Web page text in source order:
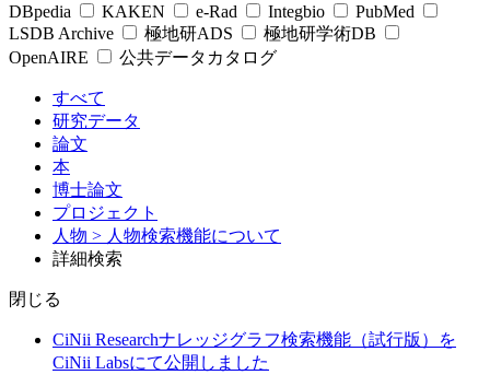
DBpedia
KAKEN e-Rad Integbio
PubMed
LSDB Archive
極地研ADS
極地研学術DB
OpenAIRE
公共データカタログ
すべて
研究データ
論文
本
博士論文
プロジェクト
人物 > 人物検索機能について
詳細検索
閉じる
CiNii Researchナレッジグラフ検索機能（試行版）を
CiNii Labsにて公開しました